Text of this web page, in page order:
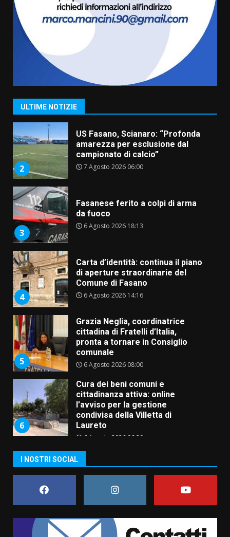
ULTIME NOTIZIE
La magia del Minareto e la prima
assoluta de “L’Albergo
Belvedere. Il rapimento”
6 Agosto 2026 06:15
1
“I Contestatori: Musica di
Rivoluzione”: nuovo
appuntamento con “Fasano in
2
US Fasano, Scianaro: “Profonda
amarezza per esclusione dal
campionato di calcio”
7 Agosto 2026 06:00
3
Fasanese ferito a colpi di arma
da fuoco
6 Agosto 2026 18:13
4
Carta d’identità: continua il piano
di aperture straordinarie del
Comune di Fasano
6 Agosto 2026 14:16
5
Grazia Neglia, coordinatrice
cittadina di Fratelli d’Italia,
pronta a tornare in Consiglio
comunale
6 Agosto 2026 08:00
6
Cura dei beni comuni e
cittadinanza attiva: online
l’avviso per la gestione
condivisa della Villetta di
Laureto
6 Agosto 2026 06:20
assoluta de “L’Albergo
Belvedere. Il rapimento”
6 Agosto 2026 06:15
Rivoluzione”: nuovo
appuntamento con “Fasano in
I NOSTRI SOCIAL